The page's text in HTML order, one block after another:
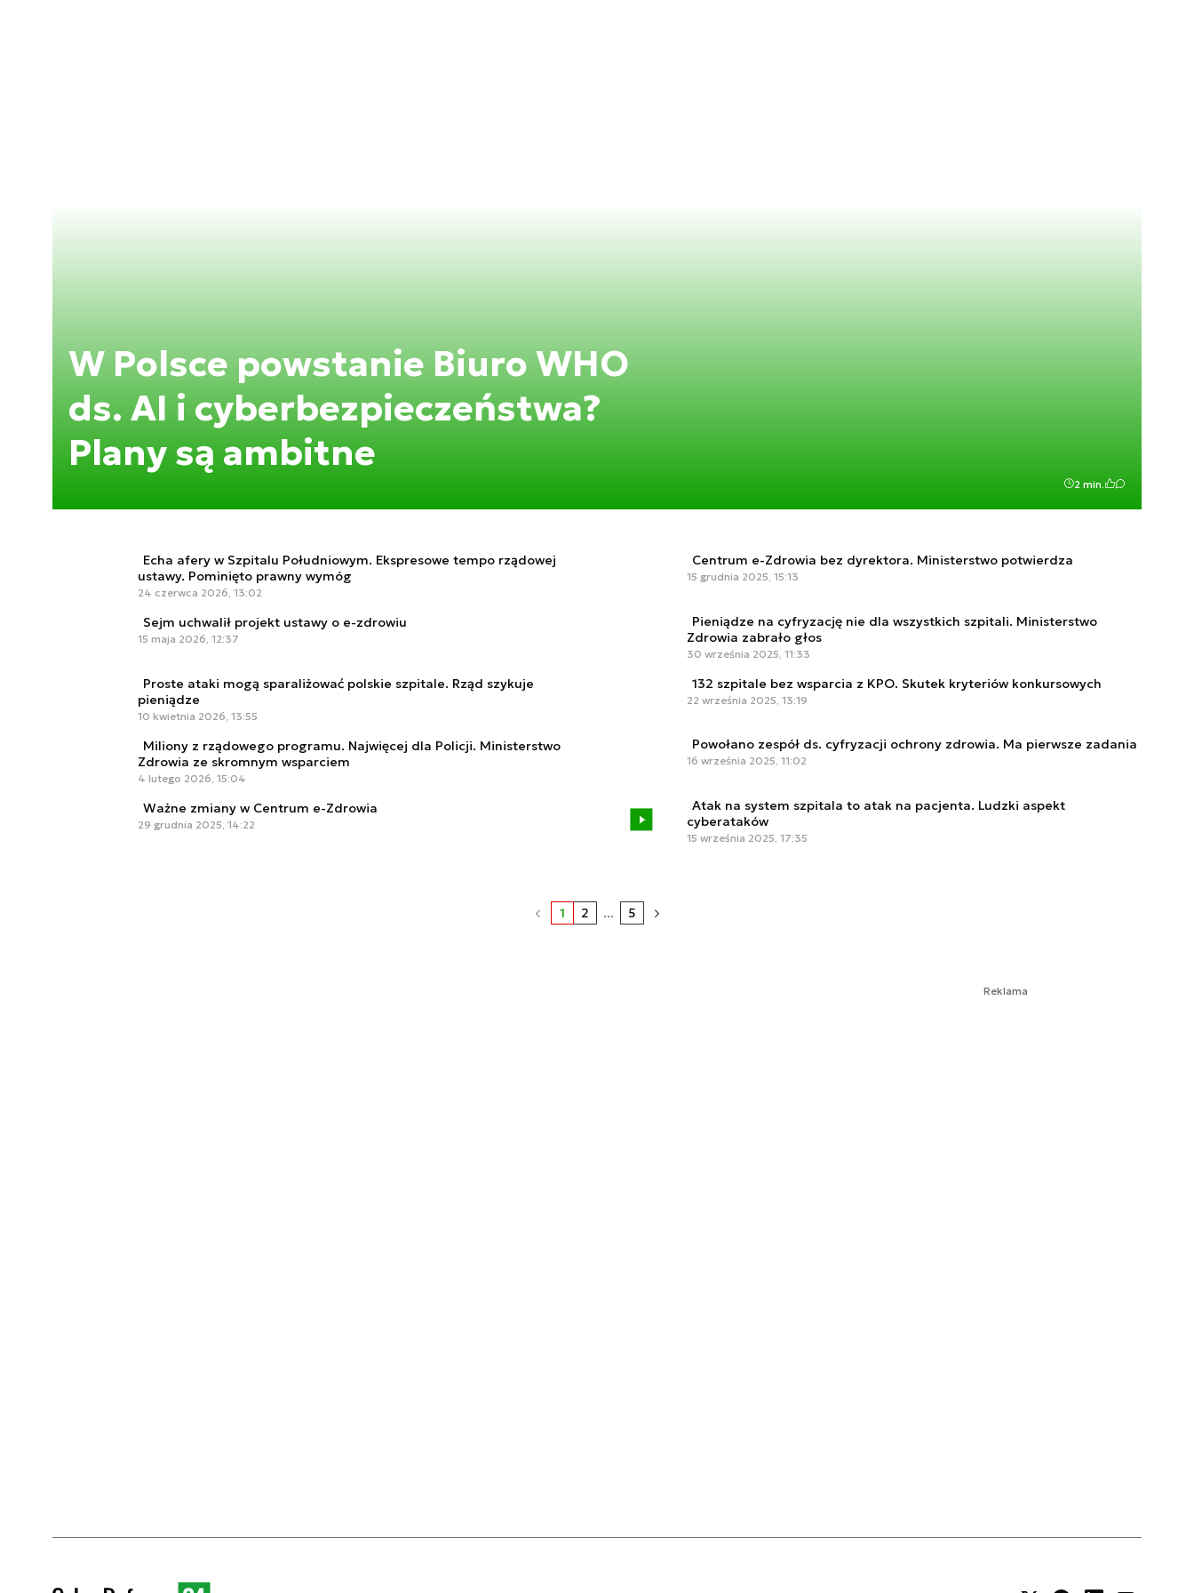
W Polsce powstanie Biuro WHO
ds. AI i cyberbezpieczeństwa?
Plany są ambitne
2 min.
Echa afery w Szpitalu Południowym. Ekspresowe tempo rządowej
ustawy. Pominięto prawny wymóg
24 czerwca 2026, 13:02
Sejm uchwalił projekt ustawy o e-zdrowiu
15 maja 2026, 12:37
Proste ataki mogą sparaliżować polskie szpitale. Rząd szykuje
pieniądze
10 kwietnia 2026, 13:55
Miliony z rządowego programu. Najwięcej dla Policji. Ministerstwo
Zdrowia ze skromnym wsparciem
4 lutego 2026, 15:04
Ważne zmiany w Centrum e-Zdrowia
29 grudnia 2025, 14:22
Centrum e-Zdrowia bez dyrektora. Ministerstwo potwierdza
15 grudnia 2025, 15:13
Pieniądze na cyfryzację nie dla wszystkich szpitali. Ministerstwo
Zdrowia zabrało głos
30 września 2025, 11:33
132 szpitale bez wsparcia z KPO. Skutek kryteriów konkursowych
22 września 2025, 13:19
Powołano zespół ds. cyfryzacji ochrony zdrowia. Ma pierwsze zadania
16 września 2025, 11:02
Atak na system szpitala to atak na pacjenta. Ludzki aspekt
cyberataków
15 września 2025, 17:35
1 2 ... 5
Reklama